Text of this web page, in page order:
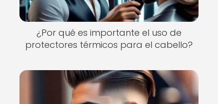
¿Por qué es importante el uso de
protectores térmicos para el cabello?